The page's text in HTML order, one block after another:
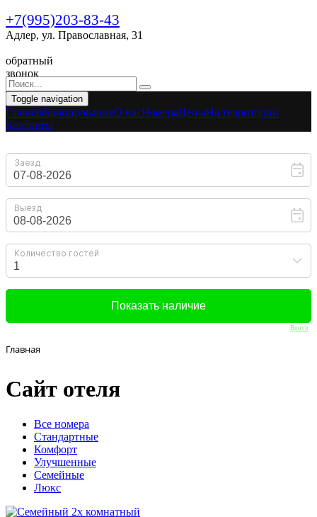
+7(995)203-83-43
Адлер, ул. Православная, 31
обратный
звонок
Toggle navigation
ГлавнаяБронированиеO насНомераЦеныНа территории
Контакты
Bnovo
Главная
Сайт отеля
Вcе номера
Стандартные
Комфорт
Улучшенные
Семейные
Люкс